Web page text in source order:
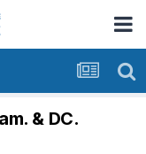
& DC.